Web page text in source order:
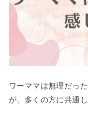
ワーママは無理だっ
が、多くの方に共通